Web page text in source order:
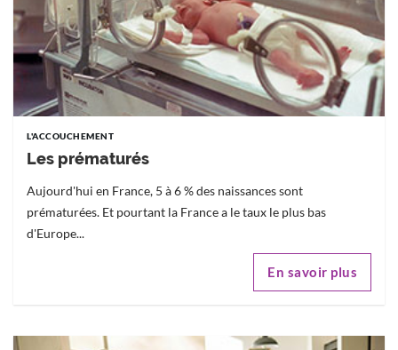
L'ACCOUCHEMENT
Les prématurés
Aujourd'hui en France, 5 à 6 % des naissances sont
prématurées. Et pourtant la France a le taux le plus bas
d'Europe...
En savoir plus